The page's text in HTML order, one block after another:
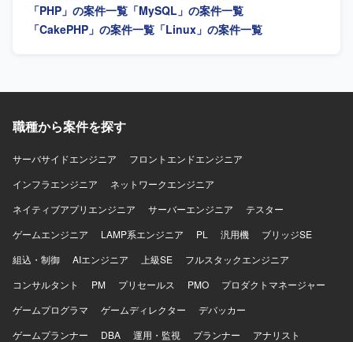
に主体的に取り組み、仕様書を読み解きながら正確に構築
作業を進めていただける方を求めております。現地での作
業において、関係者と技術的な内容を日本語で円滑にコミ
SRX、MDTなどの実務経験を積むことで、インフラエンジ
ニアとしてのスキルを幅広く高めていただけます。 【開発
Linux、MDTを用いたネットワークおよび端末環境の構築を
行います。
「PHP」の案件一覧 「MySQL」の案件一覧
「CakePHP」の案件一覧 「Linux」の案件一覧
職種から案件を探す
サーバサイドエンジニア
フロントエンドエンジニア
インフラエンジニア
ネットワークエンジニア
ネイティブアプリエンジニア
サーバーエンジニア
テスター
ゲームエンジニア
LAMP系エンジニア PL 汎用機
ブリッジSE
組込・制御
AIエンジニア 上級SE
フルスタックエンジニア
コンサルタント
PM プリセールス PMO
プロダクトマネージャー
ゲームプログラマ
ゲームディレクター
デバッカー
ゲームプランナー
DBA 運用・監視 プランナー
アナリスト